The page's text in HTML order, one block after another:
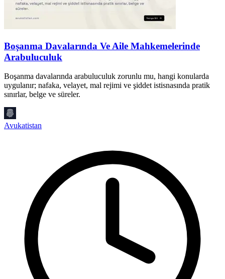
Boşanma Davalarında Ve Aile Mahkemelerinde
Arabuluculuk
Boşanma davalarında arabuluculuk zorunlu mu, hangi konularda
uygulanır; nafaka, velayet, mal rejimi ve şiddet istisnasında pratik
sınırlar, belge ve süreler.
Avukatistan